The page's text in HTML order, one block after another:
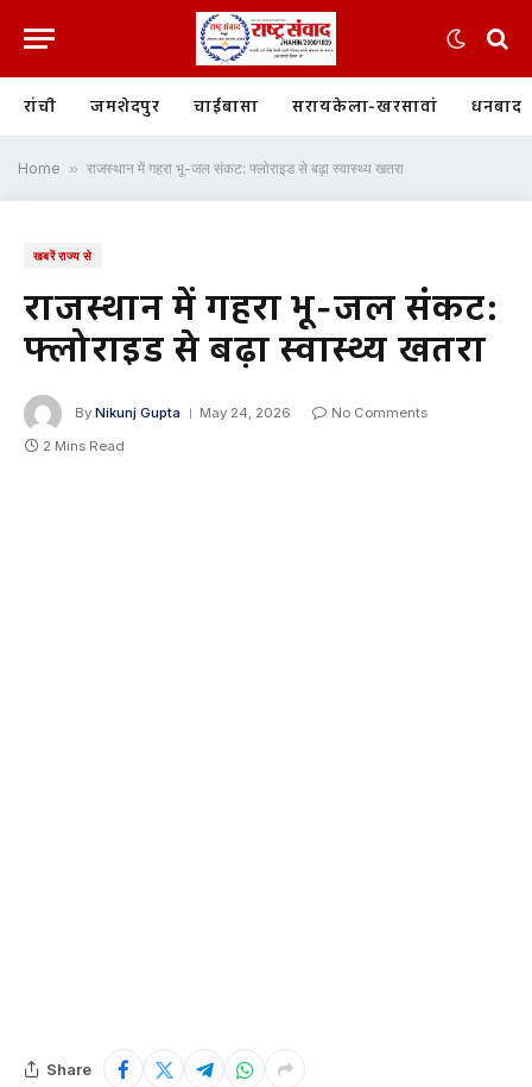
रांची जमशेदपुर चाईबासा सरायकेला-खरसावां धनबाद
Home » राजस्थान में गहरा भू-जल संकट: फ्लोराइड से बढ़ा स्वास्थ्य खतरा
खबरें राज्य से
राजस्थान में गहरा भू-जल संकट:
फ्लोराइड से बढ़ा स्वास्थ्य खतरा
By Nikunj Gupta May 24, 2026
No Comments
2 Mins Read
Share